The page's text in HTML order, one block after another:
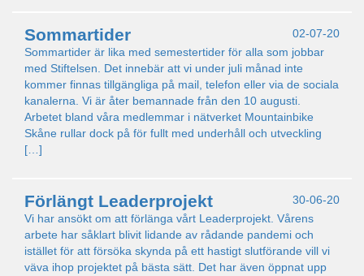
02-07-20
Sommartider
Sommartider är lika med semestertider för alla som jobbar
med Stiftelsen. Det innebär att vi under juli månad inte
kommer finnas tillgängliga på mail, telefon eller via de sociala
kanalerna. Vi är åter bemannade från den 10 augusti.
Arbetet bland våra medlemmar i nätverket Mountainbike
Skåne rullar dock på för fullt med underhåll och utveckling
[…]
30-06-20
Förlängt Leaderprojekt
Vi har ansökt om att förlänga vårt Leaderprojekt. Vårens
arbete har såklart blivit lidande av rådande pandemi och
istället för att försöka skynda på ett hastigt slutförande vill vi
väva ihop projektet på bästa sätt. Det har även öppnat upp